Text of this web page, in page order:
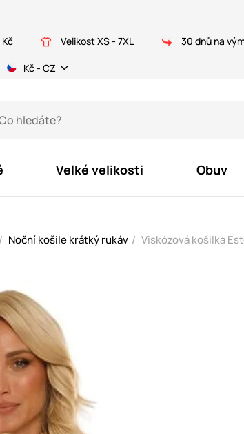
Velikost XS - 7XL 30 dnů na
Kč - CZ
Velké velikosti Obuv
Noční košile krátký rukáv Viskózová košilka